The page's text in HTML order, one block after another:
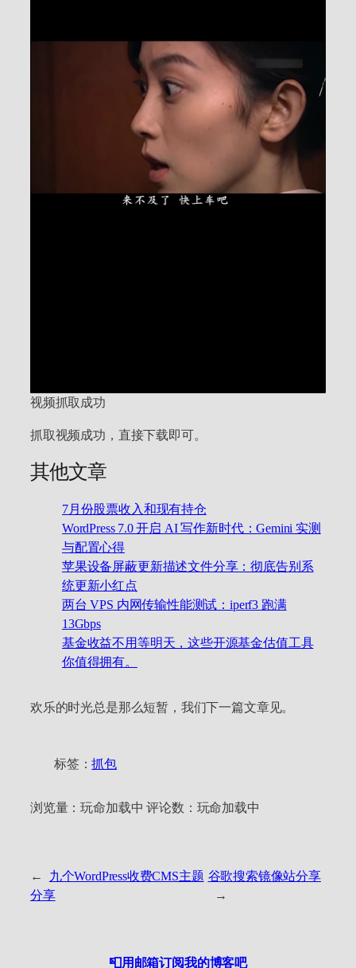
视频抓取成功
抓取视频成功，直接下载即可。
其他文章
7月份股票收入和现有持仓
WordPress 7.0 开启 AI 写作新时代：Gemini 实测
与配置心得
苹果设备屏蔽更新描述文件分享：彻底告别系
统更新小红点
两台 VPS 内网传输性能测试：iperf3 跑满
13Gbps
基金收益不用等明天，这些开源基金估值工具
你值得拥有。
欢乐的时光总是那么短暂，我们下一篇文章见。
标签：抓包
浏览量：玩命加载中 评论数： 玩命加载中
←
九个WordPress收费CMS主题
分享
谷歌搜索镜像站分享
→
📮用邮箱订阅我的博客吧